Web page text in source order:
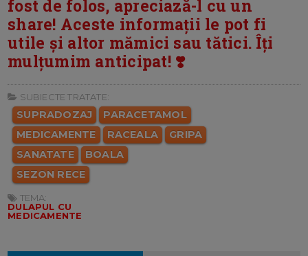
fost de folos, apreciază-l cu un
share! Aceste informații le pot fi
utile și altor mămici sau tătici. Îți
mulțumim anticipat! ❣️
SUBIECTE TRATATE:
SUPRADOZAJ
PARACETAMOL
MEDICAMENTE
RACEALA
GRIPA
SANATATE
BOALA
SEZON RECE
TEMA:
DULAPUL CU
MEDICAMENTE